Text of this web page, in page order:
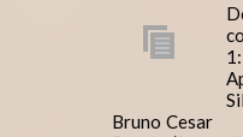
Bruno Cesar